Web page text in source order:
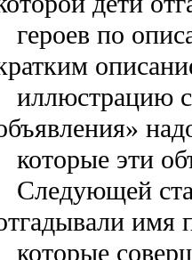
героев по
иллюстрацию
которые эти
Следующей
имя
которые